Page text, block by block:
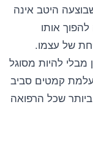
היטב אינה
כמו בן 25 שוב. זה להפוך אותו
של עצמו.
להיות מסוגל
קמטים סביב
שכל הרפואה